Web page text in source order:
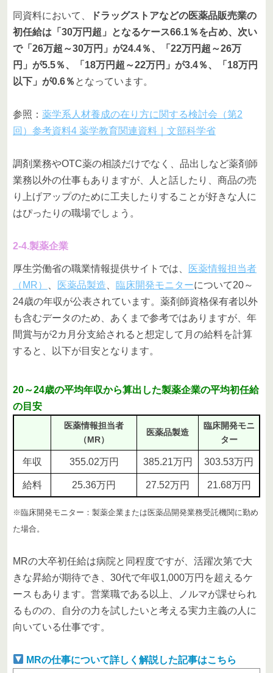
同資料において、
ドラッグストアなどの医薬品販売業の
初任給は「30万円超」となるケース66.1％を占め、次い
で「26万超～30万円」が24.4％、「22万円超～26万
円」が5.5％、「18万円超～22万円」が3.4％、「18万円
以下」が0.6％ となっています。
参照： 薬学系人材養成の在り方に関する検討会（第2
回）参考資料4 薬学教育関連資料｜文部科学省
調剤業務やOTC薬の相談だけでなく、品出しなど薬剤師
業務以外の仕事もありますが、人と話したり、商品の売
り上げアップのために工夫したりすることが好きな人に
はぴったりの職場でしょう。
2-4.製薬企業
厚生労働省の職業情報提供サイトでは、
医薬情報担当者
（MR）
医薬品製造 臨床開発モニターについて20～
24歳の年収が公表されています。薬剤師資格保有者以外
も含むデータのため、あくまで参考ではありますが、年
間賞与が2カ月分支給されると想定して月の給料を計算
すると、以下が目安となります。
20～24歳の平均年収から算出した製薬企業の平均初任給
の目安
医薬情報担当者
（MR）
医薬品製造
臨床開発モニ
ター
年収 355.02万円 385.21万円 303.53万円
給料 25.36万円 27.52万円 21.68万円
※臨床開発モニター：製薬企業または医薬品開発業務受託機関に勤め
た場合。
MRの大卒初任給は病院と同程度ですが、活躍次第で大
きな昇給が期待でき、30代で年収1,000万円を超えるケ
ースもあります。営業職である以上、ノルマが課せられ
るものの、自分の力を試したいと考える実力主義の人に
向いている仕事です。
MRの仕事について詳しく解説した記事はこちら